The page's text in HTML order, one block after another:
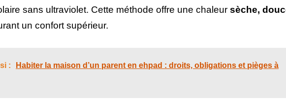
sans ultraviolet. Cette méthode offre une chaleur sèche,
un confort supérieur.
:
Habiter la maison d’un parent en ehpad : droits, obligations et pièges à